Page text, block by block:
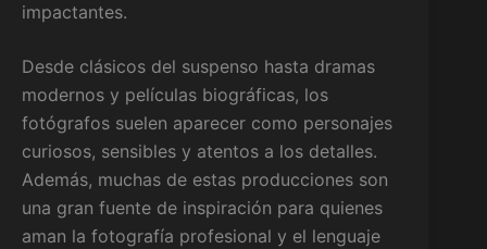
impactantes.
Desde clásicos del suspenso hasta dramas
modernos y películas biográficas, los
fotógrafos suelen aparecer como personajes
curiosos, sensibles y atentos a los detalles.
Además, muchas de estas producciones son
una gran fuente de inspiración para quienes
aman la fotografía profesional y el lenguaje